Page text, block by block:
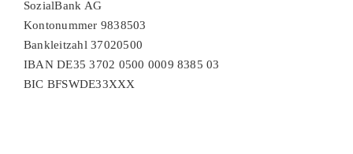
SozialBank AG
Kontonummer 9838503
Bankleitzahl 37020500
IBAN DE35 3702 0500 0009 8385 03
BIC BFSWDE33XXX